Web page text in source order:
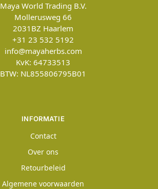
Maya World Trading B.V.
Mollerusweg 66
2031BZ Haarlem
+31 23 532 5192
info@mayaherbs.com
KvK: 64733513
BTW: NL855806795B01
INFORMATIE
Contact
Over ons
Retourbeleid
Algemene voorwaarden